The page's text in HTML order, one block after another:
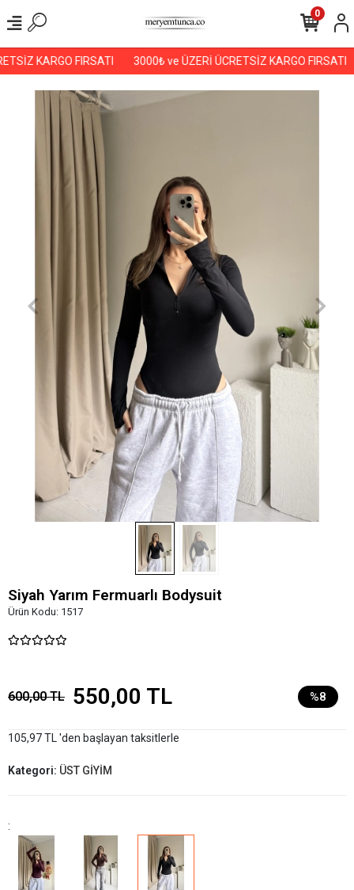
KARGO FIRSATI 3000₺ ve ÜZERİ ÜCRETSİZ KARGO FIRSATI
0
Siyah Yarım Fermuarlı Bodysuit
Ürün Kodu: 1517
600,00 TL 550,00 TL %8
105,97 TL 'den başlayan taksitlerle
Kategori: ÜST GİYİM
: